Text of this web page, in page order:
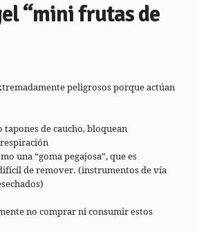
“mini frutas de
peligrosos porque actúan
de caucho, bloquean
una “goma pegajosa”, que es
de remover. (instrumentos de vía
no comprar ni consumir estos